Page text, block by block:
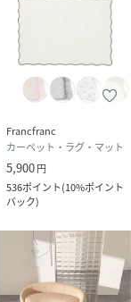
Francfranc
カーペット・ラグ・マット
5,900円
536ポイント(10%ポイント
バック)